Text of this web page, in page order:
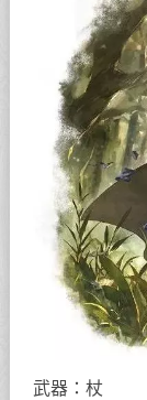
武器：杖